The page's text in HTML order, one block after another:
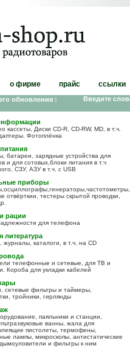
о фирме прайс ссылки
обновления :
Введите
кассеты, Диски CD-R, CD-RW, MD, в т.ч.
Фотоплёнка
батареи, зарядные устройства для
и для сотовых,блоки питания в т.ч
СЗУ, АЗУ в т.ч. с USB
приборы
отвёрткии, тестеры скрытой проводки,
рации
для телефона
литература
журналы, каталоги, в т.ч. на CD
телефонные и сетевые, для ТВ и
Короба для укладки кабелей
сетевые фильтры и таймеры,
тройники, гирлянды
паяльники и станции,
ванны, жала для
пистолеты, термофены,
лампы, микроскопы, антистатические
и фильтры к ним